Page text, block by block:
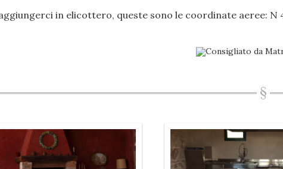
in elicottero, queste sono le coordinate aeree: N 45